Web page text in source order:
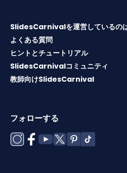
SlidesCarnivalを運営しているの
よくある質問
ヒントとチュートリアル
SlidesCarnivalコミュニティ
教師向けSlidesCarnival
フォローする